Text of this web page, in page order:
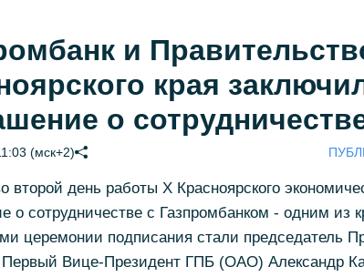
и
края
о
(мск+2)
второй день работы X Красноярского
о сотрудничестве с Газпромбанком - одним из
церемонии подписания стали председатель
Первый Вице-Президент ГПБ (ОАО) Александр